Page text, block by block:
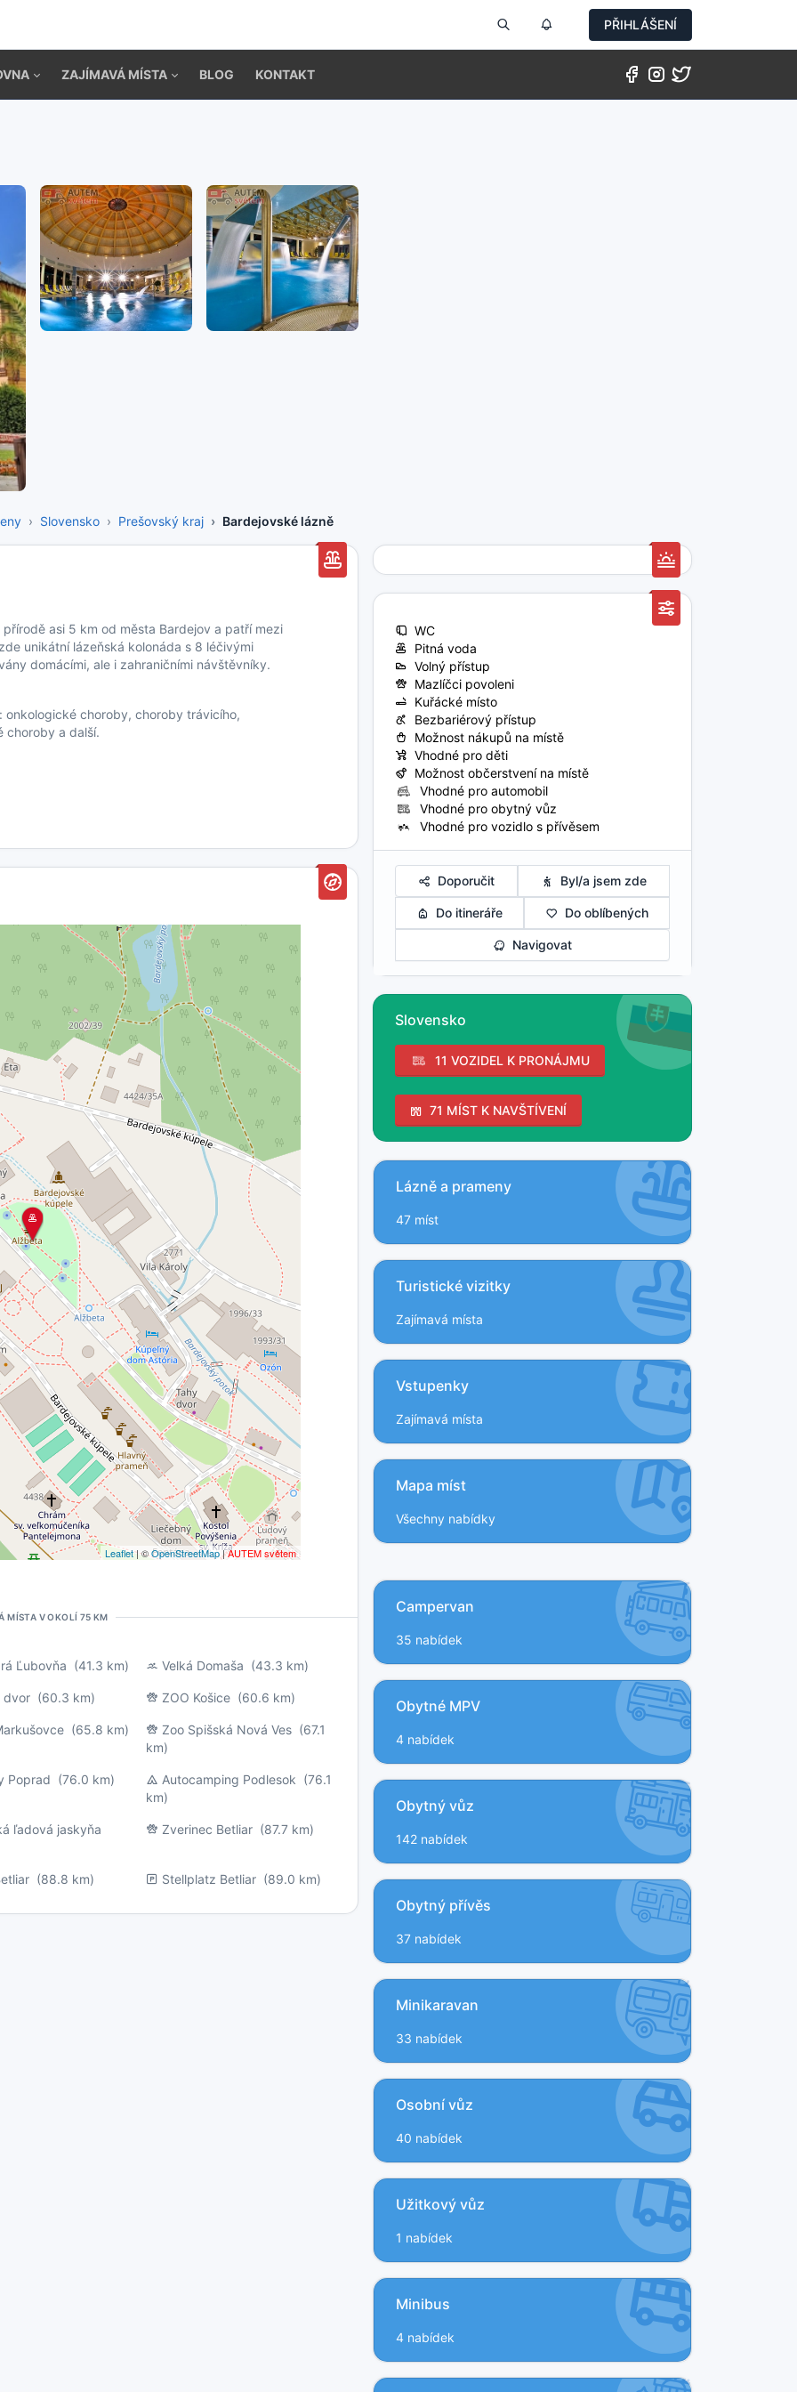
PŘIHLÁŠENÍ
ZAJÍMAVÁ MÍSTA BLOG KONTAKT
Slovensko Prešovský kraj Bardejovské lázně
asi 5 km od města Bardejov a patří mezi
unikátní lázeňská kolonáda s 8 léčivými
domácími, ale i zahraničními návštěvníky.
onkologické choroby, choroby trávicího,
choroby a další.
Leaflet| ©OpenStreetMap|AUTEM světem
MÍSTA V OKOLÍ 75 KM
Ľubovňa (41.3 km) Velká Domaša (43.3 km)
dvor (60.3 km) ZOO Košice(60.6 km)
(65.8 km) Zoo Spišská Nová Ves(67.1
km)
Poprad (76.0 km) Autocamping Podlesok (76.1
km)
ľadová jaskyňa Zverinec Betliar(87.7 km)
(88.8 km) Stellplatz Betliar(89.0 km)
WC
Pitná voda
Volný přístup
Mazlíčci povoleni
Kuřácké místo
Bezbariérový přístup
Možnost nákupů na místě
Vhodné pro děti
Možnost občerstvení na místě
Vhodné pro automobil
Vhodné pro obytný vůz
Vhodné pro vozidlo s přívěsem
Doporučit Byl/a jsem zde
Do itineráře Do oblíbených
Navigovat
Slovensko
11 VOZIDEL K PRONÁJMU
71 MÍST K NAVŠTÍVENÍ
Lázně a prameny
47 míst
Turistické vizitky
Zajímavá místa
Vstupenky
Zajímavá místa
Mapa míst
Všechny nabídky
Campervan
35 nabídek
Obytné MPV
4 nabídek
Obytný vůz
142 nabídek
Obytný přívěs
37 nabídek
Minikaravan
33 nabídek
Osobní vůz
40 nabídek
Užitkový vůz
1 nabídek
Minibus
4 nabídek